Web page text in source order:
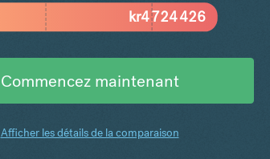
kr4 724 426
Commencez maintenant
Afficher les détails de la comparaison